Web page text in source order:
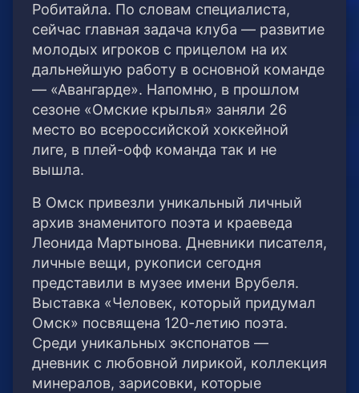
Робитайла. По словам специалиста,
сейчас главная задача клуба — развитие
молодых игроков с прицелом на их
дальнейшую работу в основной команде
— «Авангарде». Напомню, в прошлом
сезоне «Омские крылья» заняли 26
место во всероссийской хоккейной
лиге, в плей-офф команда так и не
вышла.
В Омск привезли уникальный личный
архив знаменитого поэта и краеведа
Леонида Мартынова. Дневники писателя,
личные вещи, рукописи сегодня
представили в музее имени Врубеля.
Выставка «Человек, который придумал
Омск» посвящена 120-летию поэта.
Среди уникальных экспонатов —
дневник с любовной лирикой, коллекция
минералов, зарисовки, которые